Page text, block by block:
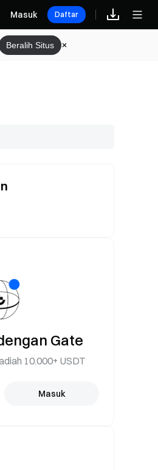
Masuk Daftar
Beralih Situs
Gate
10.000+ USDT
Masuk